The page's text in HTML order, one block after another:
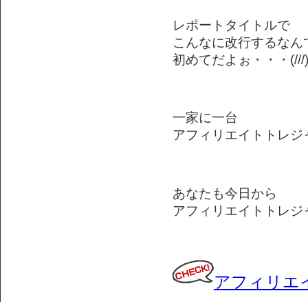
レポートタイトルで
こんなに改行するなん
初めてだよぉ・・・(///)
一家に一台
アフィリエイトトレジ
あなたも今日から
アフィリエイトトレジ
アフィリエ